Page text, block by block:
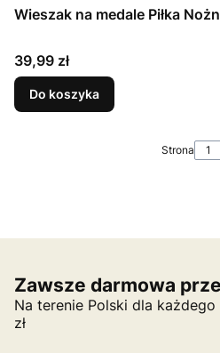
Wieszak na medale Piłka
Cena
39,99 zł
Do koszyka
Strona
Zawsze darmowa
Na terenie Polski dla
zł